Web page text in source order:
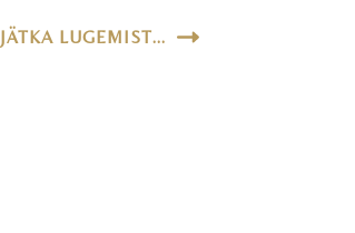
JÄTKA LUGEMIST...